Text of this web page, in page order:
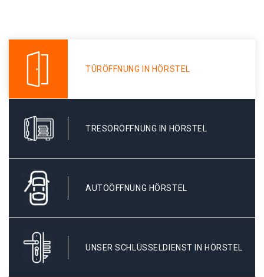
TÜRÖFFNUNG IN HÖRSTEL
TRESORÖFFNUNG IN HÖRSTEL
AUTOÖFFNUNG HÖRSTEL
UNSER SCHLÜSSELDIENST IN HÖRSTEL